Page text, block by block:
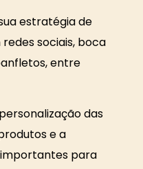
estratégia de
sociais, boca
entre
das
e a
para